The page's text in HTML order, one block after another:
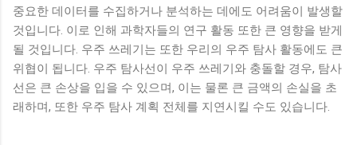
중요한 데이터를 수집하거나 분석하는 데에도 어려움이 발생할
것입니다. 이로 인해 과학자들의 연구 활동 또한 큰 영향을 받게
될 것입니다. 우주 쓰레기는 또한 우리의 우주 탐사 활동에도 큰
위협이 됩니다. 우주 탐사선이 우주 쓰레기와 충돌할 경우, 탐사
선은 큰 손상을 입을 수 있으며, 이는 물론 큰 금액의 손실을 초
래하며, 또한 우주 탐사 계획 전체를 지연시킬 수도 있습니다.